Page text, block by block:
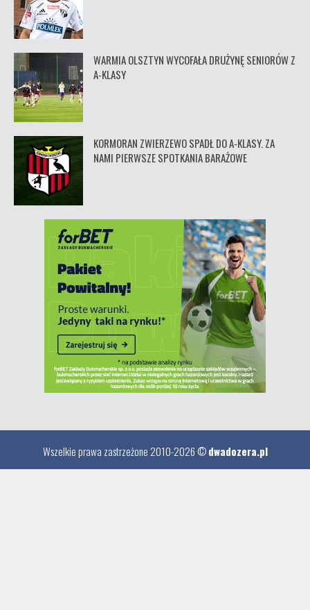
WARMIA OLSZTYN WYCOFAŁA DRUŻYNĘ SENIORÓW Z
A-KLASY
KORMORAN ZWIERZEWO SPADŁ DO A-KLASY. ZA
NAMI PIERWSZE SPOTKANIA BARAŻOWE
Wszelkie prawa zastrzeżone 2010-2026 ©dwadozera.pl